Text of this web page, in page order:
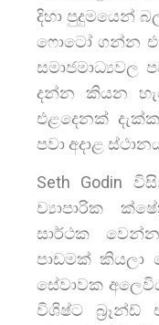
දිහා පුදුමයෙන්
ෆොටෝ ගන්න
සමාජමාධ්‍යවල
දන්න කියන
එළදෙනක්
පවා අදාළ
Seth Godin
ව්‍යාපාරික
සාර්ථක
පාඩමක් කියලා
සේවාවක
විශිෂ්ට